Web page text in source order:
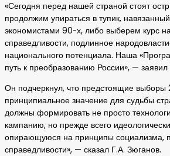
«Сегодня перед нашей страной стоят
продолжим упираться в тупик,
экономистами 90-х, либо выберем курс
справедливости, подлинное
национального потенциала. Наша
путь к преобразованию России», —
Он подчеркнул, что предстоящие выборы
принципиальное значение для судьбы
должны формировать не просто
кампанию, но прежде всего
опирающуюся на принципы социализма,
справедливости», — сказал Г.А. Зюганов.